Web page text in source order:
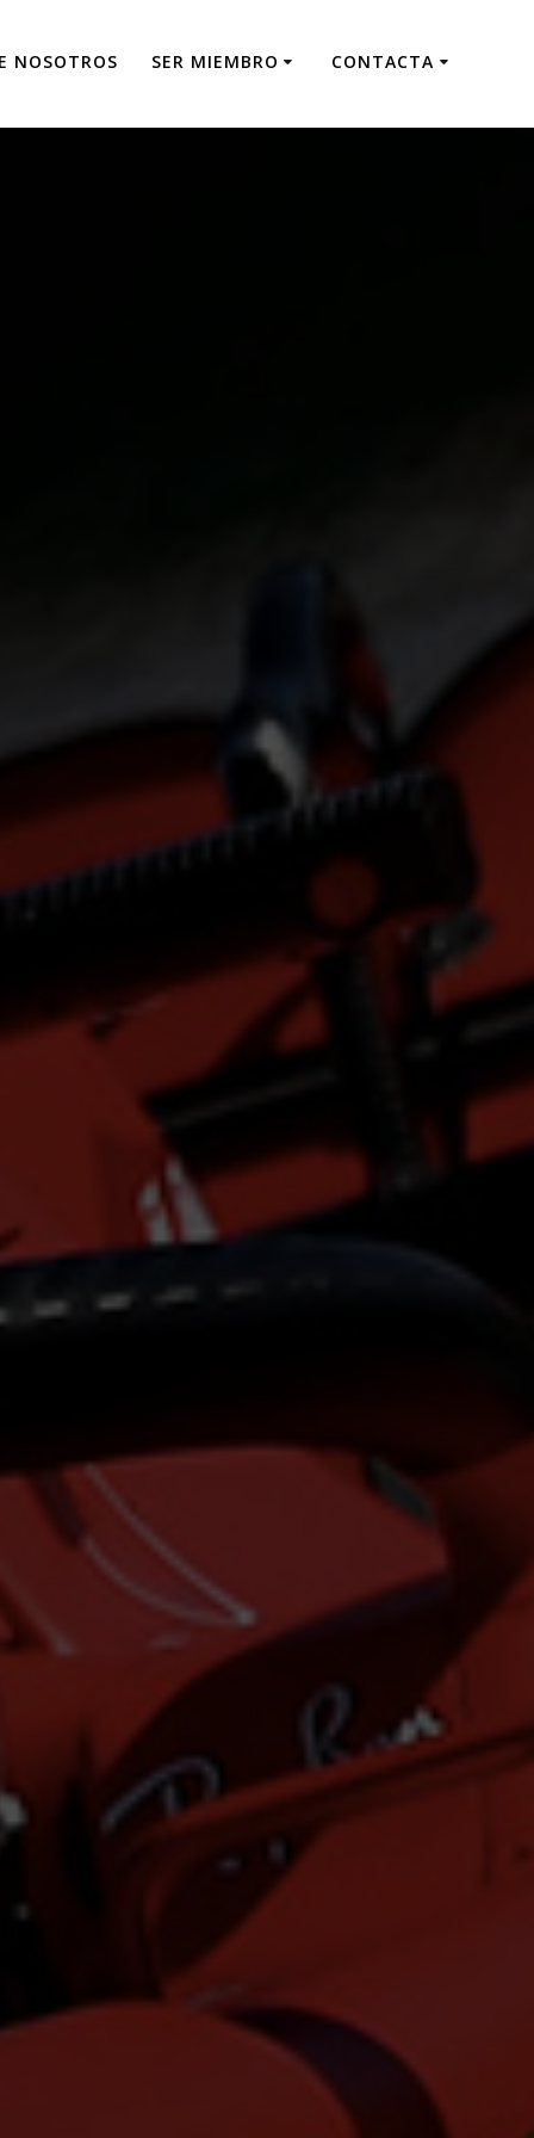
NOSOTROS SER MIEMBRO CONTACTA